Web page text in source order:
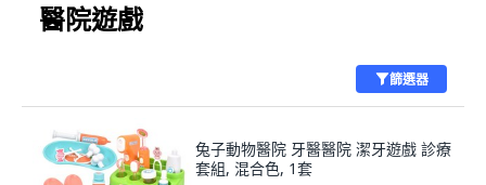
醫院遊戲
篩選器
兔子動物醫院 牙醫醫院 潔牙遊戲 診療
套組, 混合色, 1套